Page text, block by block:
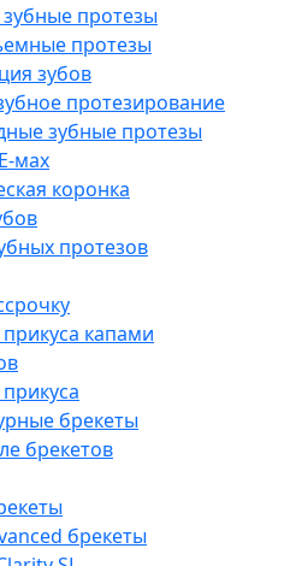
протезы
протезы
зубов
протезирование
зубные протезы
мах
коронка
протезов
капами
брекеты
брекетов
брекеты